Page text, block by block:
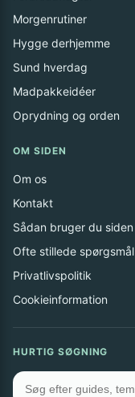
Morgenrutiner
Hygge derhjemme
Sund hverdag
Madpakkeidéer
Oprydning og orden
OM SIDEN
Om os
Kontakt
Sådan bruger du siden
Ofte stillede spørgsmål
Privatlivspolitik
Cookieinformation
HURTIG SØGNING